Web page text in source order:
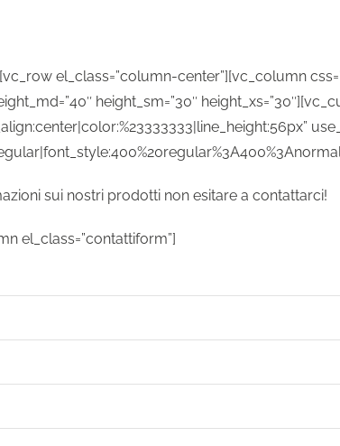
el_class=”column-center”][vc_column
height_sm=”30″
sui nostri prodotti non esitare a contattarci!
el_class=”contattiform”]